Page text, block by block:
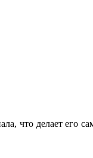
что делает его